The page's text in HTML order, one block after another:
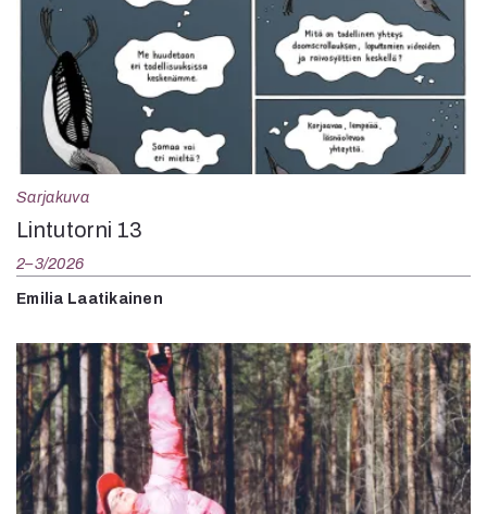
Sarjakuva
Lintutorni 13
2–3/2026
Emilia Laatikainen